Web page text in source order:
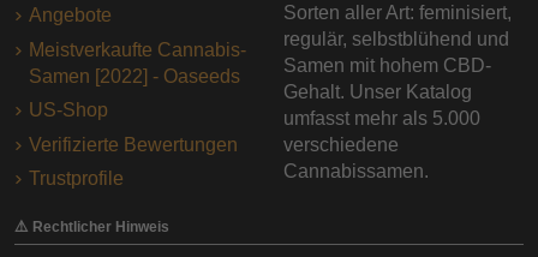
Angebote
Meistverkaufte Cannabis-
Samen [2022] - Oaseeds
US-Shop
Verifizierte Bewertungen
Trustprofile
Sorten aller Art: feminisiert,
regulär, selbstblühend und
Samen mit hohem CBD-
Gehalt. Unser Katalog
umfasst mehr als 5.000
verschiedene
Cannabissamen.
⚠️ Rechtlicher Hinweis